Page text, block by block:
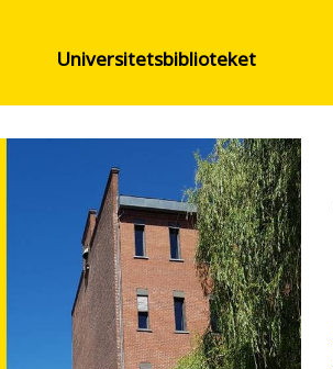
Universitetsbiblioteket